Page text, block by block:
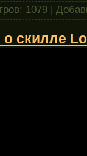
1079 |
о скилле